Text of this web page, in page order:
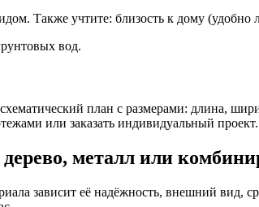
Также учтите: близость к дому (удобно
вод.
план с размерами: длина,
или заказать индивидуальный проект.
металл или
зависит её надёжность, внешний